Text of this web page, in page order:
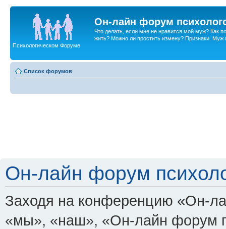
Он-лайн форум
Что делать, если мне не нравится мой муж? Как
жить? Можно ли простить измену? Признаки. Муж
Психологическом Форуме
Список форумов
Он-лайн форум
Заходя на конференцию «Он-
«мы», «наш», «Он-лайн форум